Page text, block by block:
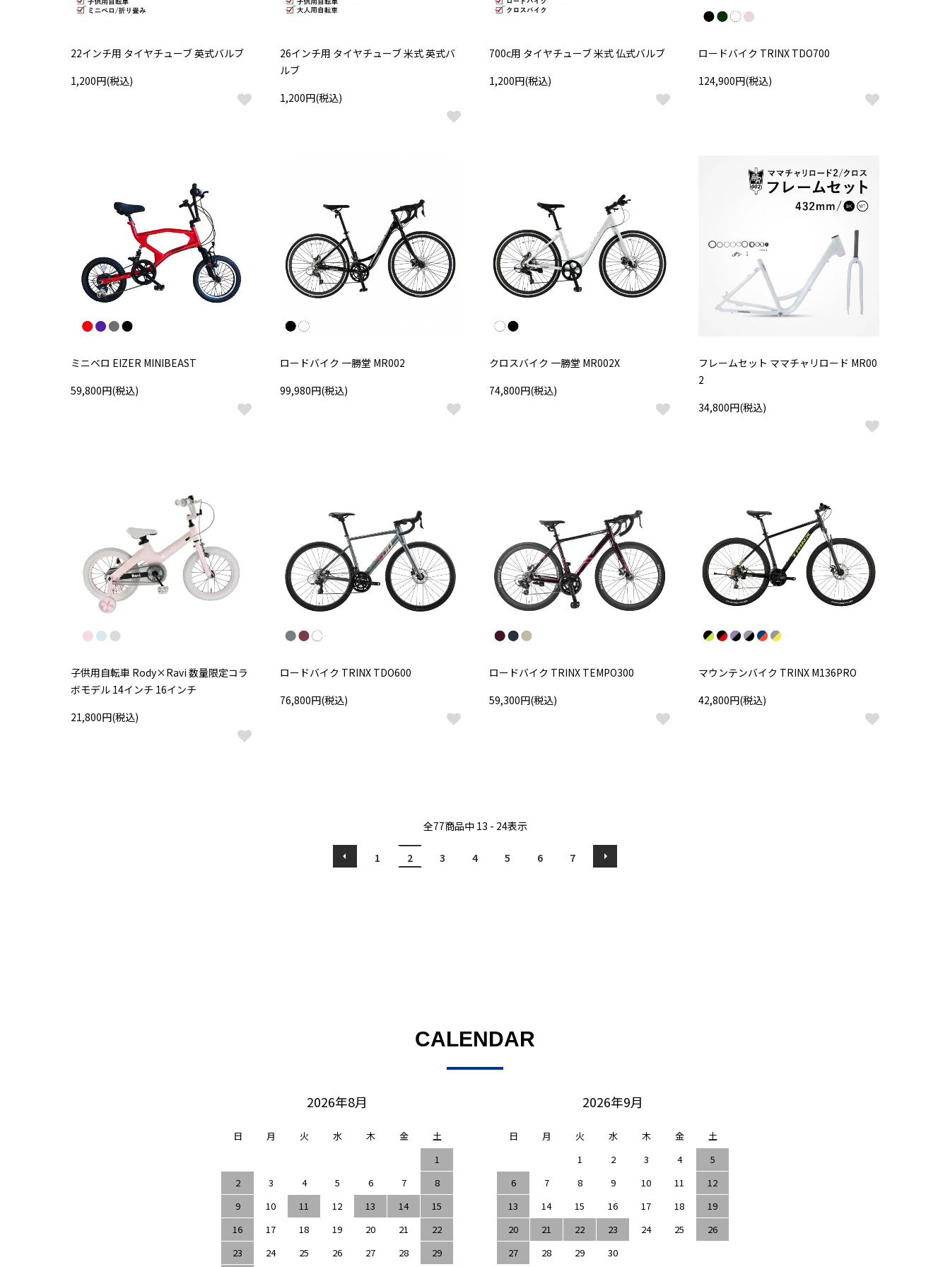
22インチ用 タイヤチューブ 英式バルブ
1,200円(税込)
26インチ用 タイヤチューブ 米式 英式バ
ルブ
1,200円(税込)
700c用 タイヤチューブ 米式 仏式バルブ
1,200円(税込)
ロードバイク TRINX TDO700
124,900円(税込)
ミニベロ EIZER MINIBEAST
59,800円(税込)
ロードバイク 一勝堂 MR002
99,980円(税込)
クロスバイク 一勝堂 MR002X
74,800円(税込)
フレームセット ママチャリロード MR00
2
34,800円(税込)
子供用自転車 Rody×Ravi 数量限定コラ
ボモデル 14インチ 16インチ
21,800円(税込)
ロードバイク TRINX TDO600
76,800円(税込)
ロードバイク TRINX TEMPO300
59,300円(税込)
マウンテンバイク TRINX M136PRO
42,800円(税込)
全77商品中 13 - 24表示
1 2 3 4 5 6 7
CALENDAR
2026年8月
日 月 火 水 木 金
土
1
2
3 4 5 6 7
8
9
10 11 12 13 14
15
16
17 18 19 20 21
22
23
24 25 26 27 28 29
2026年9月
日 月 火 水 木 金
土
1
2 3 4
5
6
7 8 9 10 11
12
13
14 15 16 17 18
19
20
21 22 23 24 25
26
27
28 29 30